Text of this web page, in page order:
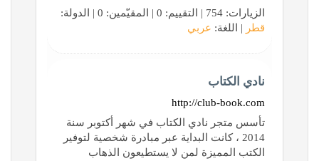
الزيارات: 754 | التقييم: 0 | المقيّمين: 0 | الدولة:
قطر | اللغة: عربي
نادي الكتاب
http://club-book.com
تأسس متجر نادي الكتاب في شهر أكتوبر سنة
2014 ، كانت البداية عبر مبادرة شخصية لتوفير
الكتب المميزة لمن لا يستطيعون الذهاب